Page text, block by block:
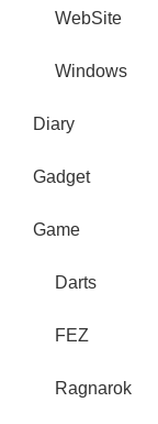
WebSite
Windows
Diary
Gadget
Game
Darts
FEZ
Ragnarok